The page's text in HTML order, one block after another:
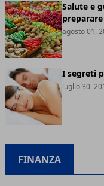
Salute e
agosto 01,
I segreti
luglio 30,
FINANZA